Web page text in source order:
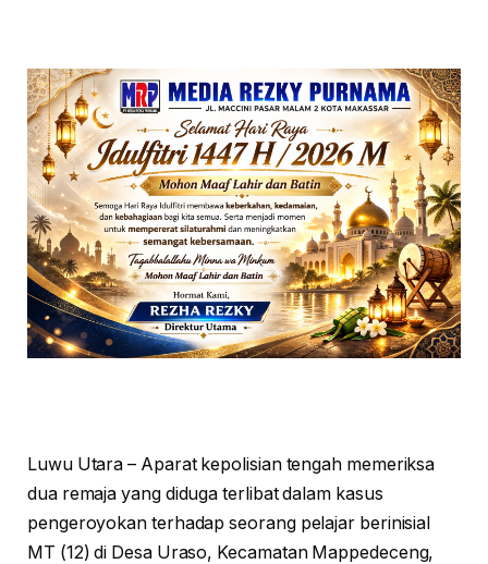
Luwu Utara – Aparat kepolisian tengah memeriksa
dua remaja yang diduga terlibat dalam kasus
pengeroyokan terhadap seorang pelajar berinisial
MT (12) di Desa Uraso, Kecamatan Mappedeceng,